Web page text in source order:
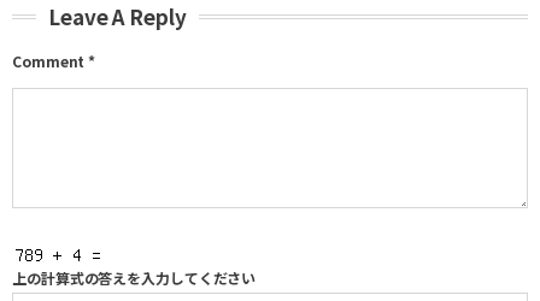
Leave A Reply
Comment *
上の計算式の答えを入力してください